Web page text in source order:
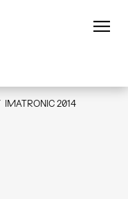
IMATRONIC 2014